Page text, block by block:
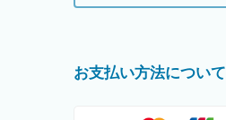
お支払い方法について